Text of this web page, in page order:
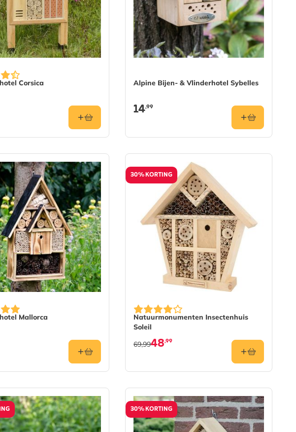
Corsica Alpine Bijen- & Vlinderhotel Sybelles
14,99
Mallorca
30% KORTING
Natuurmonumenten Insectenhuis
Soleil
48,99
69,99
30% KORTING